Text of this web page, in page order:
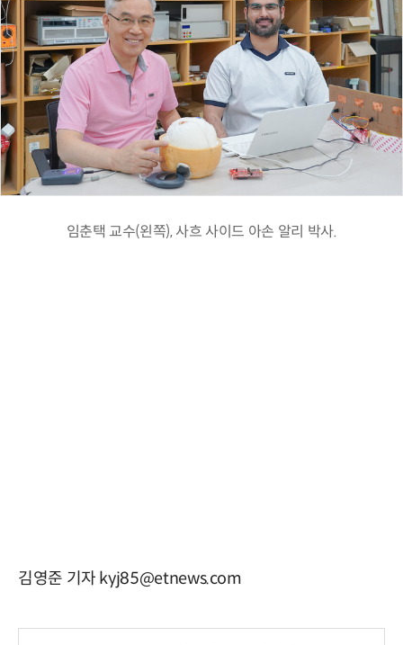
임춘택 교수(왼쪽), 사흐 사이드 아손 알리 박사.
김영준 기자 kyj85@etnews.com